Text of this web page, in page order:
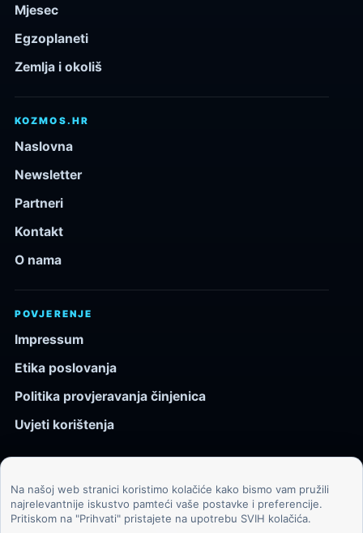
Mjesec
Egzoplaneti
Zemlja i okoliš
KOZMOS.HR
Naslovna
Newsletter
Partneri
Kontakt
O nama
POVJERENJE
Impressum
Etika poslovanja
Politika provjeravanja činjenica
Uvjeti korištenja
© 2026 Kozmos.hr. Sva prava pridržana.
Svemir, znanost, tehnologija i velike ideje za znatiželjne
Na našoj web stranici koristimo kolačiće kako bismo vam pružili
najrelevantnije iskustvo pamteći vaše postavke i preferencije.
Pritiskom na "Prihvati" pristajete na upotrebu SVIH kolačića.